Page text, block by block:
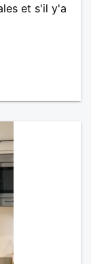
et s'il y'a